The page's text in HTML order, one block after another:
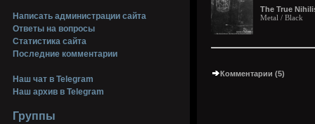
Написать администрации сайта
Ответы на вопросы
Статистика сайта
Последние комментарии
Наш чат в Telegram
Наш архив в Telegram
Группы
The True
Metal / Black
Комментарии (5)